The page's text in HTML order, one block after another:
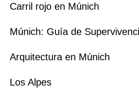
Carril rojo en Múnich
Múnich: Guía de
Arquitectura en Múnich
Los Alpes